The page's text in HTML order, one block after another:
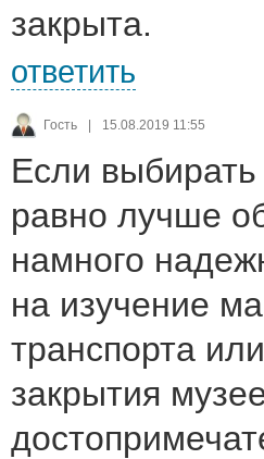
закрыта.
ответить
Гость | 15.08.2019 11:55
Если
равно лучше
намного
на изучение
транспорта
закрытия